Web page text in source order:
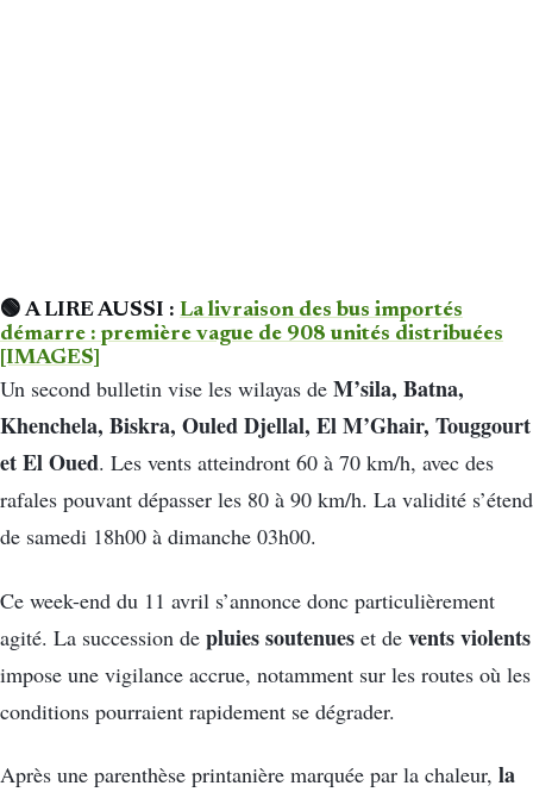
🟢 A LIRE AUSSI : La livraison des bus importés
démarre : première vague de 908 unités distribuées
[IMAGES]
Un second bulletin vise les wilayas de M’sila, Batna,
Khenchela, Biskra, Ouled Djellal, El M’Ghair, Touggourt
et El Oued. Les vents atteindront 60 à 70 km/h, avec des
rafales pouvant dépasser les 80 à 90 km/h. La validité s’étend
de samedi 18h00 à dimanche 03h00.
Ce week-end du 11 avril s’annonce donc particulièrement
agité. La succession de pluies soutenues et de vents violents
impose une vigilance accrue, notamment sur les routes où les
conditions pourraient rapidement se dégrader.
Après une parenthèse printanière marquée par la chaleur, la